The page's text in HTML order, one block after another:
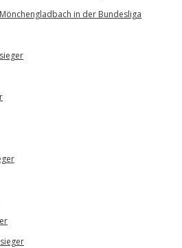
in der Bundesliga